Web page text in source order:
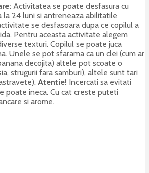
Activitatea se poate desfasura cu
la 24 luni si antreneaza abilitatile
se desfasoara dupa ce copilul a
Pentru aceasta activitate alegem
texturi. Copilul se poate juca
Unele se pot sfarama ca un clei (cum ar
decojita) altele pot scoate o
strugurii fara samburi), altele sunt tari
Atentie! Incercati sa evitati
poate ineca. Cu cat creste puteti
si arome.